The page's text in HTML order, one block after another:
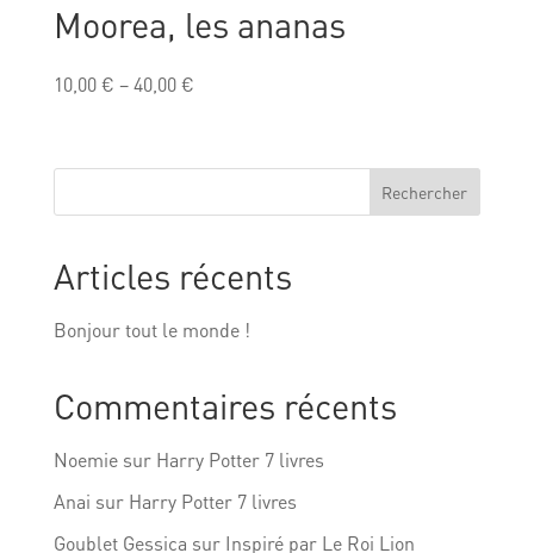
Moorea, les ananas
10,00€ –40,00€
Rechercher
Articles récents
Bonjour tout le monde !
Commentaires récents
Noemiesur Harry Potter 7 livres
Anai sur Harry Potter 7 livres
Goublet Gessica sur Inspiré par Le Roi Lion